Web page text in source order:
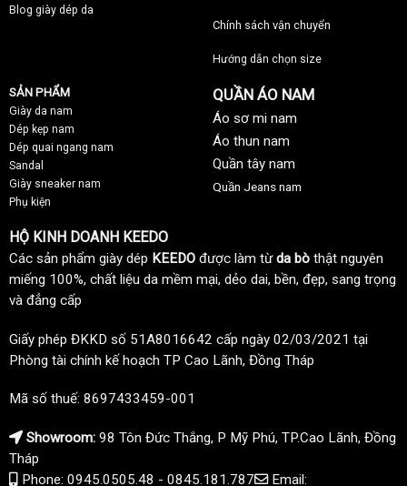
Blog giày dép da
Chính sách vận chuyển
Hướng dẫn chọn size
SẢN PHẨM
Giày da nam
Dép kẹp nam
Dép quai ngang nam
Sandal
Giày sneaker nam
Phụ kiện
QUẦN ÁO NAM
Áo sơ mi nam
Áo thun nam
Quần tây nam
Quần Jeans nam
HỘ KINH DOANH KEEDO
Các sản phẩm giày dép KEEDO được làm từda bò thật nguyên
miếng 100%, chất liệu da mềm mại, dẻo dai, bền, đẹp, sang trọng
và đẳng cấp
Giấy phép ĐKKD số 51A8016642 cấp ngày 02/03/2021 tại
Phòng tài chính kế hoạch TP Cao Lãnh, Đồng Tháp
Mã số thuế: 8697433459-001
Showroom: 98 Tôn Đức Thắng, P Mỹ Phú, TP.Cao Lãnh, Đồng
Tháp
Phone: 0945.0505.48 - 0845.181.787
Email: